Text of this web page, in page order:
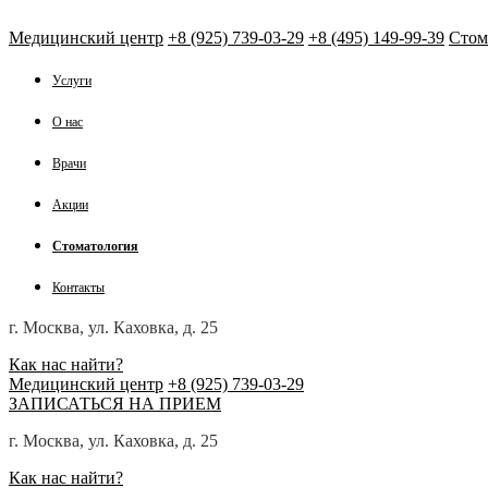
Медицинский центр +8 (925) 739-03-29 +8 (495) 149-99-39
Услуги
О нас
Врачи
Акции
Стоматология
Контакты
г. Москва, ул. Каховка, д. 25
Как нас найти?
Медицинский центр +8 (925) 739-03-29
ЗАПИСАТЬСЯ НА ПРИЕМ
г. Москва, ул. Каховка, д. 25
Как нас найти?